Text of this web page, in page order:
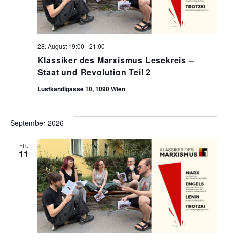
Klassiker des Marxismus Lesekreis –
Staat und Revolution Teil 2
28. August 19:00 -21:00
Lustkandlgasse 10, 1090 Wien
September 2026
FR.
11